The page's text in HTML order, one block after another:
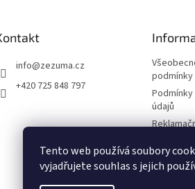
Tento web používá soubory
vyjadřujete souhlas s jejich
info@zezuma.cz
+420 725 848 797
podmínky
údajů
kupní
Napište